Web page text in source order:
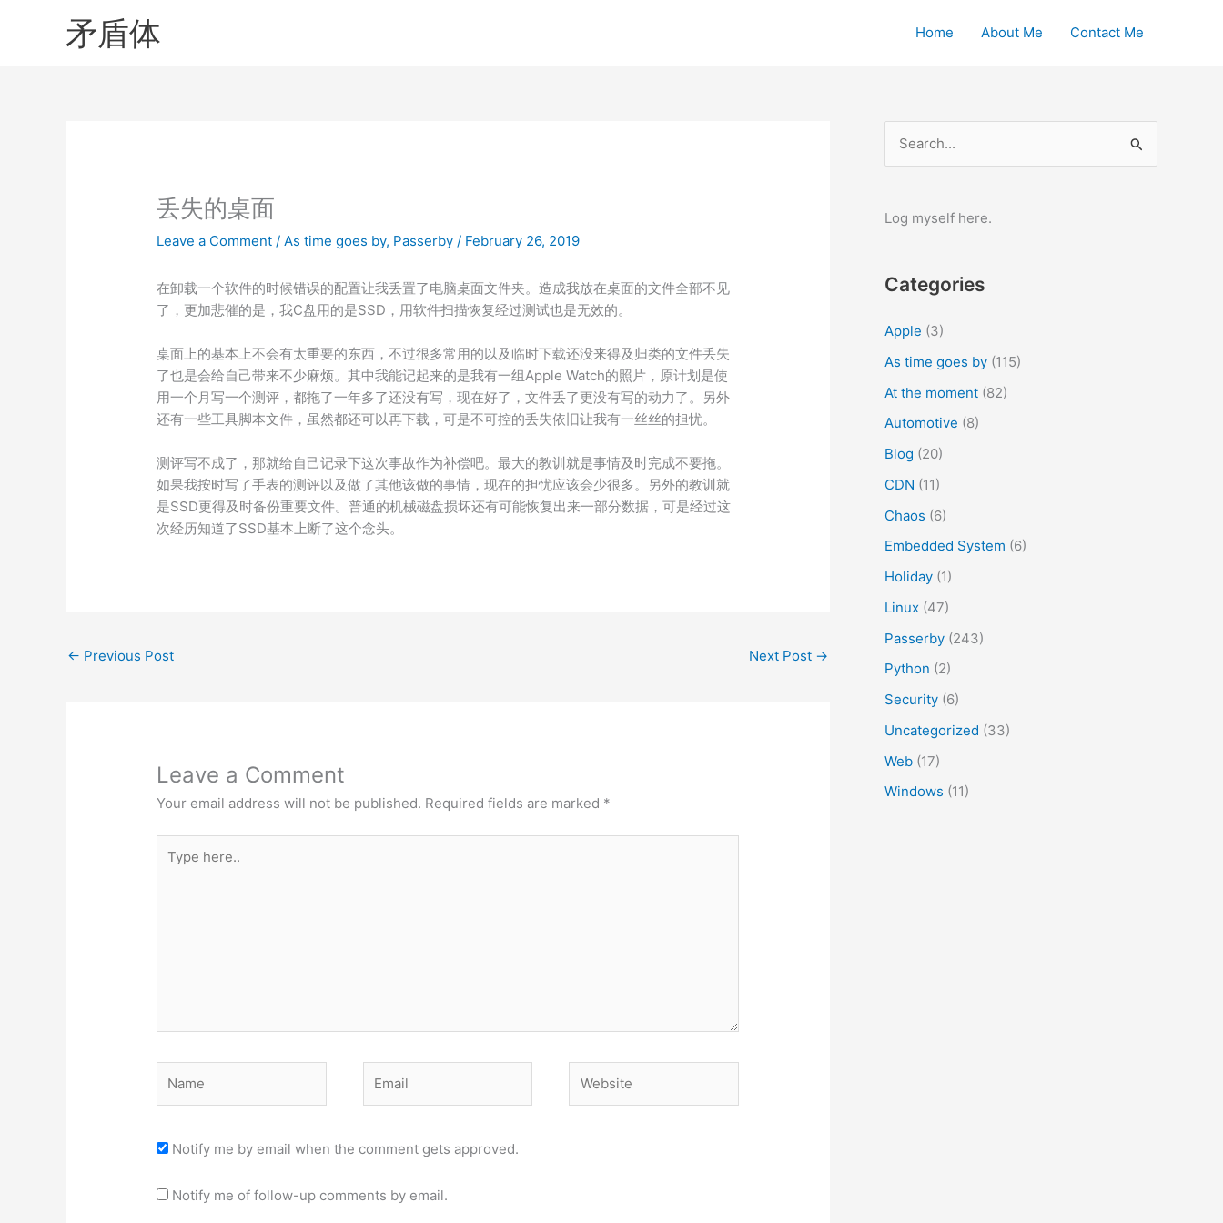
矛盾体 Home About Me Contact Me
丢失的桌面
Leave a Comment /As time goes by, Passerby / February 26, 2019
在卸载一个软件的时候错误的配置让我丢置了电脑桌面文件夹。造成我放在桌面的文件全部不见
了，更加悲催的是，我C盘用的是SSD，用软件扫描恢复经过测试也是无效的。
桌面上的基本上不会有太重要的东西，不过很多常用的以及临时下载还没来得及归类的文件丢失
了也是会给自己带来不少麻烦。其中我能记起来的是我有一组Apple Watch的照片，原计划是使
用一个月写一个测评，都拖了一年多了还没有写，现在好了，文件丢了更没有写的动力了。另外
还有一些工具脚本文件，虽然都还可以再下载，可是不可控的丢失依旧让我有一丝丝的担忧。
测评写不成了，那就给自己记录下这次事故作为补偿吧。最大的教训就是事情及时完成不要拖。
如果我按时写了手表的测评以及做了其他该做的事情，现在的担忧应该会少很多。另外的教训就
是SSD更得及时备份重要文件。普通的机械磁盘损坏还有可能恢复出来一部分数据，可是经过这
次经历知道了SSD基本上断了这个念头。
← Previous Post Next Post →
Leave a Comment
Your email address will not be published. Required fields are marked *
here..
Notify me by email when the comment gets approved.
Notify me of follow-up comments by email.
r
o
Log myself here.
Categories
Apple (3)
As time goes by (115)
At the moment (82)
Automotive (8)
Blog (20)
CDN (11)
Chaos (6)
Embedded System (6)
Holiday (1)
Linux (47)
Passerby (243)
Python (2)
Security (6)
Uncategorized (33)
Web (17)
Windows (11)